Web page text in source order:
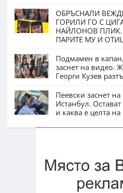
ОБРЪСНАЛИ
ГОРИЛИ ГО С
НАЙЛОНОВ ПЛИК.
ПАРИТЕ МУ И
Подмамен в
заснет на видео.
Георги Кузев
Пеевски заснет
Истанбул.
и каква е целта